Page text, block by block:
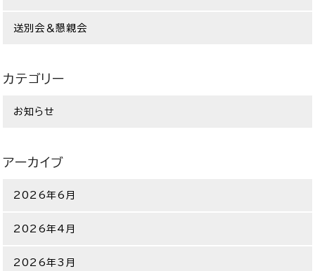
送別会＆懇親会
カテゴリー
お知らせ
アーカイブ
2026年6月
2026年4月
2026年3月